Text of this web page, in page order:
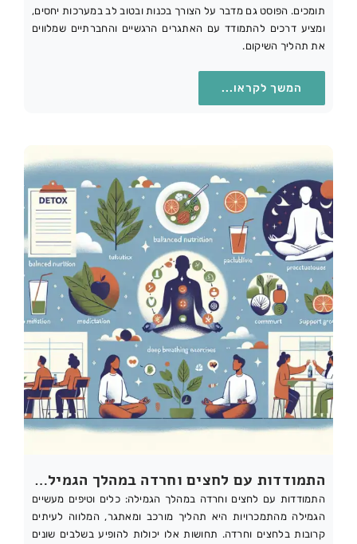
תומכים. הפוסט גם מדבר על הצורך בכנות ובטוב לב במערכות יחסים,
ומציע דרכים להתמודד עם האתגרים הרגשיים והחברתיים שמלווים
את תהליך השיקום.
המשך לקראו...
התמודדות עם‍ לחצים‍ וחרדה במהלך הגמילה: ⁢כלים וטיפים מעשיים
התמודדות עם‍ לחצים‍ וחרדה במהלך הגמילה: ⁢כלים וטיפים מעשיים
הגמילה מהתמכרויות היא תהליך מורכב ומאתגר, המלווה‍ לעיתים
קרובות בלחצים⁢ וחרדה. תחושות אלו ⁤יכולות להופיע​ בשלבים ⁢שונים‌